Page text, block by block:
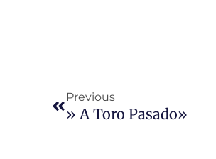
Previous
» A Toro Pasado»